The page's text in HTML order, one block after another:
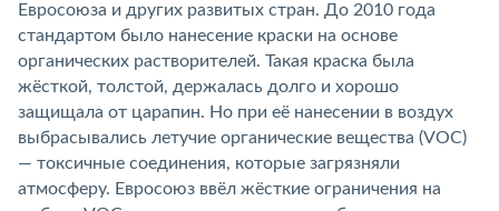
Евросоюза и других развитых стран. До 2010 года
стандартом было нанесение краски на основе
органических растворителей. Такая краска была
жёсткой, толстой, держалась долго и хорошо
защищала от царапин. Но при её нанесении в воздух
выбрасывались летучие органические вещества (VOC)
— токсичные соединения, которые загрязняли
атмосферу. Евросоюз ввёл жёсткие ограничения на